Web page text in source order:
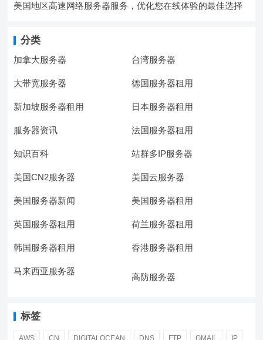
美国地区高速网络服务器服务，优化您在线体验的最佳选择
分类
加拿大服务器 台湾服务器
大带宽服务器 德国服务器租用
新加坡服务器租用 日本服务器租用
服务器资讯 法国服务器租用
知识百科 站群多IP服务器
美国CN2服务器 美国云服务器
美国服务器新闻 美国服务器租用
英国服务器租用 荷兰服务器租用
韩国服务器租用 香港服务器租用
马来西亚服务器
高防服务器
标签
AWS CN DIGITALOCEAN DNS FTP GMAIL IP